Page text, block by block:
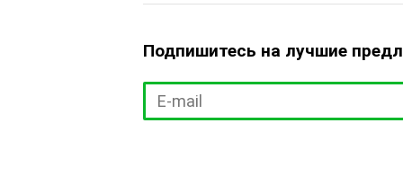
Подпишитесь на лучшие